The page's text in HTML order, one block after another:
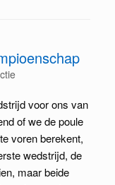
voor ons van
of we de poule
voren berekent,
wedstrijd, de
maar beide